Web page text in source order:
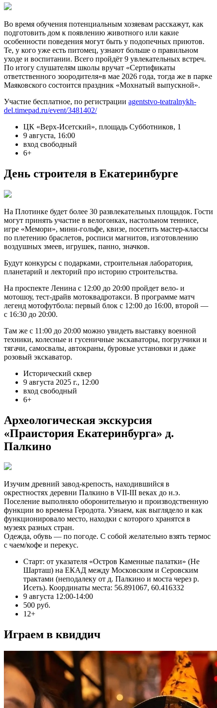
Во время обучения потенциальным хозяевам расскажут, как
подготовить дом к появлению животного или какие
особенности поведения могут быть у подопечных приютов.
Те, у кого уже есть питомец, узнают больше о правильном
уходе и воспитании. Всего пройдёт 9 увлекательных встреч.
По итогу слушателям школы вручат «Сертификаты
ответственного зоородителя»в мае 2026 года, тогда же в парке
Маяковского состоится праздник «Мохнатый выпускной».
Участие бесплатное, по регистрации agentstvo-teatralnykh-
del.timepad.ru/event/3481402/
ЦК «Верх-Исетский», площадь Субботников, 1
9 августа, 16:00
вход свободный
6+
День строителя в Екатеринбурге
На Плотинке будет более 30 развлекательных площадок. Гости
могут принять участие в велогонках, настольном теннисе,
игре «Мемори», мини-гольфе, квизе, посетить мастер-классы
по плетению браслетов, росписи магнитов, изготовлению
воздушных змеев, игрушек, панно, значков.
Будут конкурсы с подарками, строительная лаборатория,
планетарий и лекторий про историю строительства.
На проспекте Ленина с 12:00 до 20:00 пройдет вело- и
мотошоу, тест-драйв мотоквадротакси. В программе матч
легенд мотофутбола: первый блок с 12:00 до 16:00, второй —
с 16:30 до 20:00.
Там же с 11:00 до 20:00 можно увидеть выставку военной
техники, колесные и гусеничные экскаваторы, погрузчики и
тягачи, самосвалы, автокраны, буровые установки и даже
розовый экскаватор.
Исторический сквер
9 августа 2025 г., 12:00
вход свободный
6+
Археологическая экскурсия
«Праистория Екатеринбурга» д.
Палкино
Изучим древний завод-крепость, находившийся в
окрестностях деревни Палкино в VII-III веках до н.э.
Поселение выполняло оборонительную и производственную
функции во времена Геродота. Узнаем, как выглядело и как
функционировало место, находки с которого хранятся в
музеях разных стран.
Одежда, обувь — по погоде. С собой желательно взять термос
с чаем/кофе и перекус.
Старт: от указателя «Остров Каменные палатки» (Не
Шарташ) на ЕКАД между Московским и Серовским
трактами (неподалеку от д. Палкино и моста через р.
Исеть). Координаты места: 56.891067, 60.416332
9 августа 12:00-14:00
500 руб.
12+
Играем в квиддич